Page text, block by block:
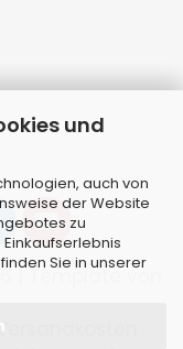
und
auch von
der Website
zu
Sie in unserer
| Template von